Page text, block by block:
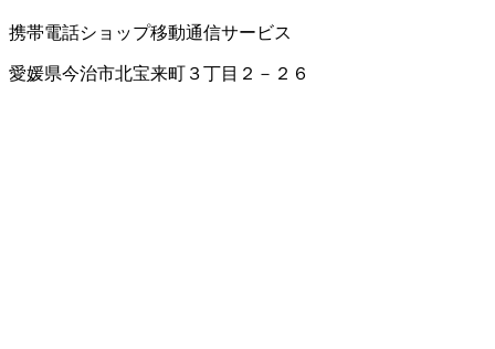
携帯電話ショップ移動通信サービス
愛媛県今治市北宝来町３丁目２－２６